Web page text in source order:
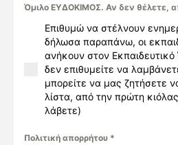
Όμιλο ΕΥΔΟΚΙΜΟΣ. Αν δεν θέλετε,
Επιθυμώ να στέλνουν
δήλωσα παραπάνω, οι
ανήκουν στον
δεν επιθυμείτε να
μπορείτε να μας ζητήσετε
λίστα, από την πρώτη
λάβετε)
Πολιτική απορρήτου *